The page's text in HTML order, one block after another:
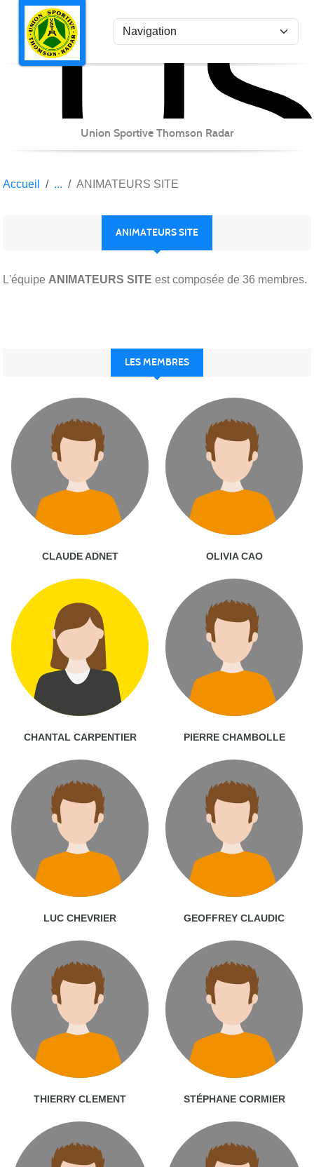
Union Sportive Thomson Radar
Accueil ANIMATEURS SITE
ANIMATEURS SITE
L'équipe ANIMATEURS SITE est composée de 36 membres.
LES MEMBRES
CLAUDE ADNET OLIVIA CAO
CHANTAL CARPENTIER PIERRE CHAMBOLLE
LUC CHEVRIER GEOFFREY CLAUDIC
THIERRY CLEMENT STÉPHANE CORMIER
Panneau de gestion des cookies